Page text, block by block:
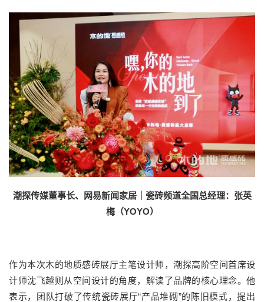
潮探传媒董事长、网易新闻家居｜瓷砖频道全国总经理：张英
梅（YOYO）
作为本次木的地质感砖展厅主笔设计师，潮探高阶空间首席设
计师沈飞越则从空间设计的角度，解读了品牌的核心理念。他
表示，团队打破了传统瓷砖展厅“产品堆砌”的陈旧模式，提出